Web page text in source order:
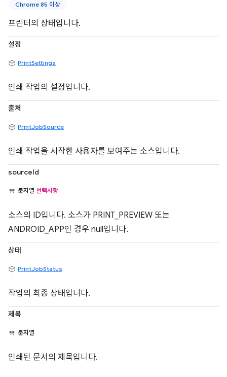
Chrome 85 이상
프린터의 상태입니다.
설정
PrintSettings
인쇄 작업의 설정입니다.
출처
PrintJobSource
인쇄 작업을 시작한 사용자를 보여주는 소스입니다.
sourceId
문자열 선택사항
소스의 ID입니다. 소스가 PRINT_PREVIEW 또는
ANDROID_APP인 경우 null입니다.
상태
PrintJobStatus
작업의 최종 상태입니다.
제목
문자열
인쇄된 문서의 제목입니다.